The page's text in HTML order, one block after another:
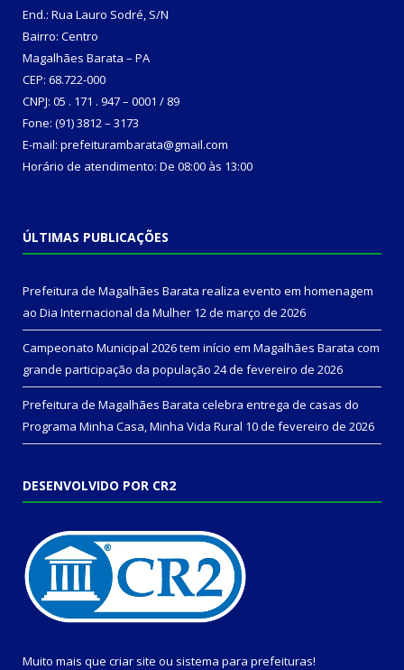
End.: Rua Lauro Sodré, S/N
Bairro: Centro
Magalhães Barata – PA
CEP: 68.722-000
CNPJ: 05 . 171 . 947 – 0001 / 89
Fone: (91) 3812 – 3173
E-mail: prefeiturambarata@gmail.com
Horário de atendimento: De 08:00 às 13:00
ÚLTIMAS PUBLICAÇÕES
Prefeitura de Magalhães Barata realiza evento em homenagem
ao Dia Internacional da Mulher 12 de março de 2026
Campeonato Municipal 2026 tem início em Magalhães Barata com
grande participação da população 24 de fevereiro de 2026
Prefeitura de Magalhães Barata celebra entrega de casas do
Programa Minha Casa, Minha Vida Rural 10 de fevereiro de 2026
DESENVOLVIDO POR CR2
Muito mais que criar site ou sistema para prefeituras!